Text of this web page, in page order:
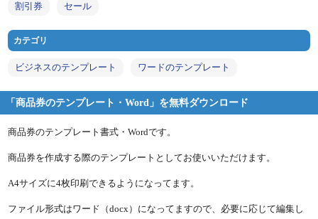
割引券 セール
カテゴリ
ビジネスのテンプレート ワードのテンプレート
「商品券のテンプレート・Word」を無料ダウンロード
商品券のテンプレート書式・Wordです。
商品券を作成する際のテンプレートとしてお使いいただけます。
A4サイズに4枚印刷できるようになってます。
ファイル形式はワード（docx）になってますので、必要に応じて編集し